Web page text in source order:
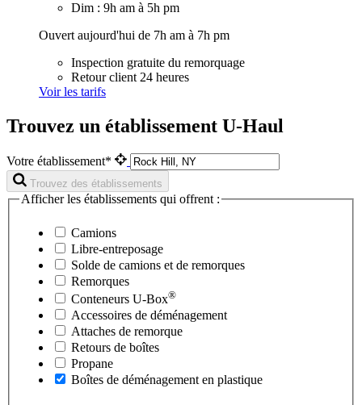
Dim : 9h am à 5h pm
Ouvert aujourd'hui de 7h am à 7h pm
Inspection gratuite du remorquage
Retour client 24 heures
Voir les tarifs
Trouvez un établissement U-Haul
Votre établissement*
Trouvez des établissements
Afficher les établissements qui offrent :
Camions
Libre-entreposage
Solde de camions et de remorques
Remorques
Conteneurs U-Box®
Accessoires de déménagement
Attaches de remorque
Retours de boîtes
Propane
Boîtes de déménagement en plastique